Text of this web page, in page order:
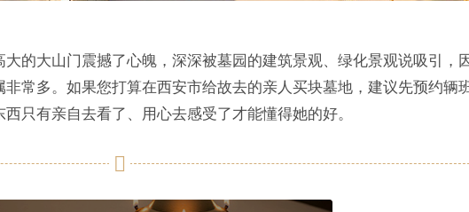
的大山门震撼了心魄，深深被墓园的建筑景观、绿化景观说吸引，
常多。如果您打算在西安市给故去的亲人买块墓地，建议先预约辆
只有亲自去看了、用心去感受了才能懂得她的好。